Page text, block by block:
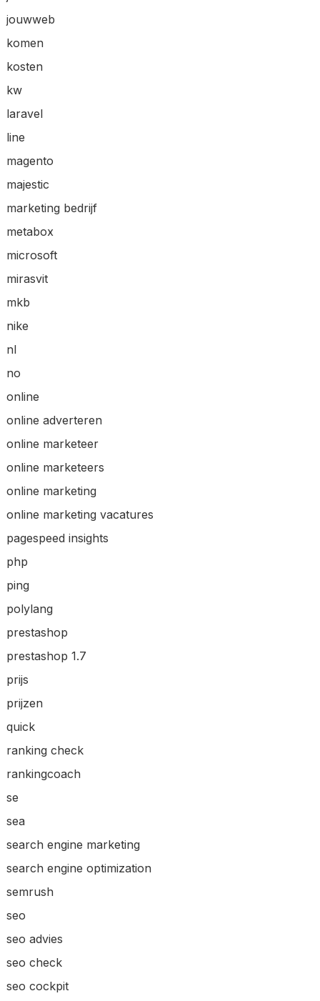
jouwweb
komen
kosten
kw
laravel
line
magento
majestic
marketing bedrijf
metabox
microsoft
mirasvit
mkb
nike
nl
no
online
online adverteren
online marketeer
online marketeers
online marketing
online marketing vacatures
pagespeed insights
php
ping
polylang
prestashop
prestashop 1.7
prijs
prijzen
quick
ranking check
rankingcoach
se
sea
search engine marketing
search engine optimization
semrush
seo
seo advies
seo check
seo cockpit